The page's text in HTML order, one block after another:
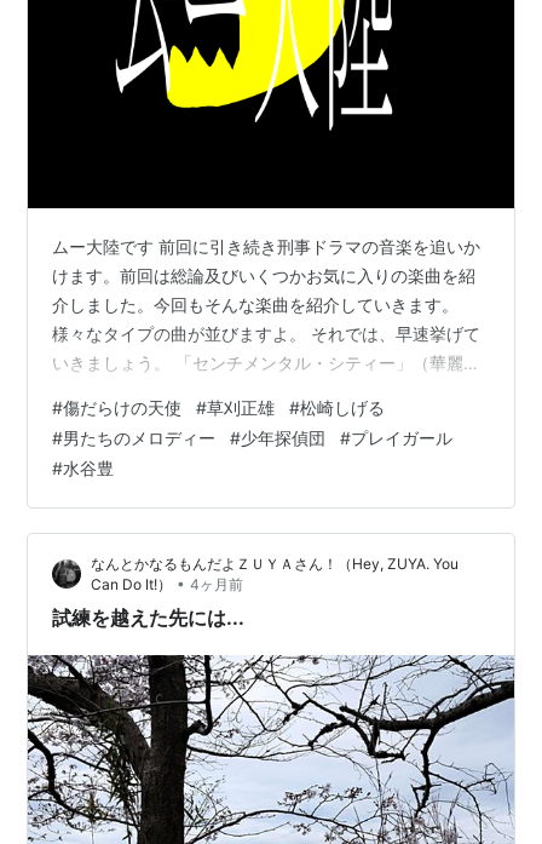
ムー大陸です 前回に引き続き刑事ドラマの音楽を追いか
けます。前回は総論及びいくつかお気に入りの楽曲を紹
介しました。今回もそんな楽曲を紹介していきます。
様々なタイプの曲が並びますよ。 それでは、早速挙げて
いきましょう。 「センチメンタル・シティー」（華麗な
「華麗なる刑事」の主題歌。エンディングに流れます。
主演は草刈正雄氏と田中邦衛氏です。対照的な二人の刑
事が主役の正にバディものです。これは1シリーズだけの
放送でしたし、その主題歌「センチメンタル・シティ
ー」もそれほどヒットしていませんが、結構な佳曲で
す。それ以上に主演の草刈正雄氏…
#傷だらけの天使 #草刈正雄 #松崎しげる
#男たちのメロディー #少年探偵団 #プレイガール
#水谷豊
なんとかなるもんだよＺＵＹＡさん！（Hey, ZUYA. You
Can Do It!）
• 4ヶ月前
試練を越えた先には...